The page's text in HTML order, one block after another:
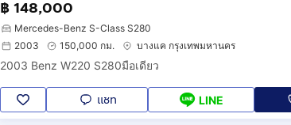
฿ 148,000
Mercedes-Benz S-Class S280
2003
150,000 กม. บางแค กรุงเทพมหานคร
2003 Benz W220 S280มือเดียว
แชท LINE